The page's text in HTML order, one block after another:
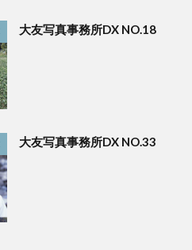
大友写真事務所DX NO.18
大友写真事務所DX NO.33